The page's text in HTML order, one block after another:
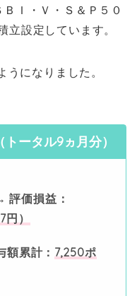
Ｉ・Ｖ・Ｓ＆Ｐ５０
立設定しています。
になりました。
ータル9ヵ月分）
評価損益：
）
累計： 7,250ポ